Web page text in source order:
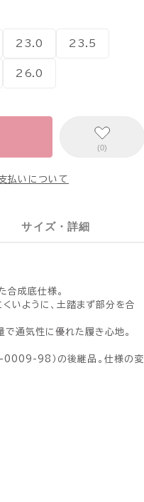
23.0 23.5
26.0
(0)
払いについて
サイズ・詳細
合成底仕様。
いように、土踏まず部分を合
で通気性に優れた履き心地。
0009-98）の後継品。仕様の変